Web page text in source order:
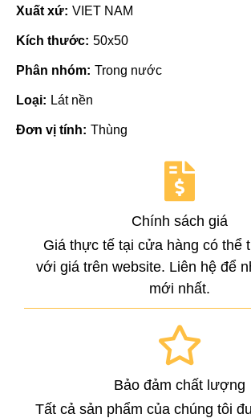
Xuất xứ: VIET NAM
Kích thước: 50x50
Phân nhóm: Trong nước
Loại: Lát nền
Đơn vị tính: Thùng
Chính sách giá
Giá thực tế tại cửa hàng có thể
với giá trên website. Liên hệ để
mới nhất.
Bảo đảm chất lượng
Tất cả sản phẩm của chúng tôi